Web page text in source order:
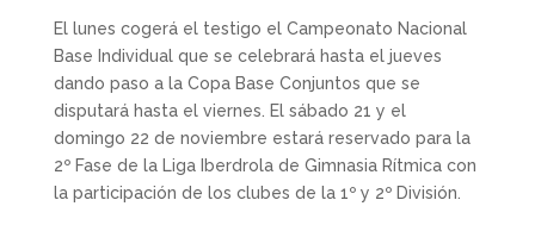
El lunes cogerá el testigo el Campeonato Nacional
Base Individual que se celebrará hasta el jueves
dando paso a la Copa Base Conjuntos que se
disputará hasta el viernes. El sábado 21 y el
domingo 22 de noviembre estará reservado para la
2º Fase de la Liga Iberdrola de Gimnasia Rítmica con
la participación de los clubes de la 1º y 2º División.